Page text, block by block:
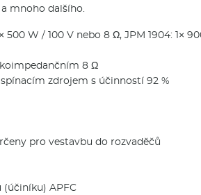
mnoho dalšího.
500 W / 100 V nebo 8 Ω, JPM 1904: 1×
8 Ω
zdrojem s účinností 92 %
pro vestavbu do rozvaděčů
APFC